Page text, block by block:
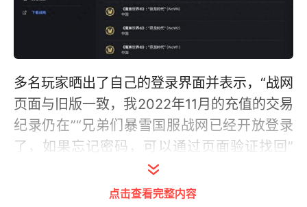
多名玩家晒出了自己的登录界面并表示，“战网
页面与旧版一致，我2022年11月的充值的交易
纪录仍在”“兄弟们暴雪国服战网已经开放登录
了，如果忘记密码，可以通过页面验证找回”
“找组织！有没有养老公会收人啊，联盟！““上
午我也登了一下，战网好友可以安排上了”……
点击查看完整内容